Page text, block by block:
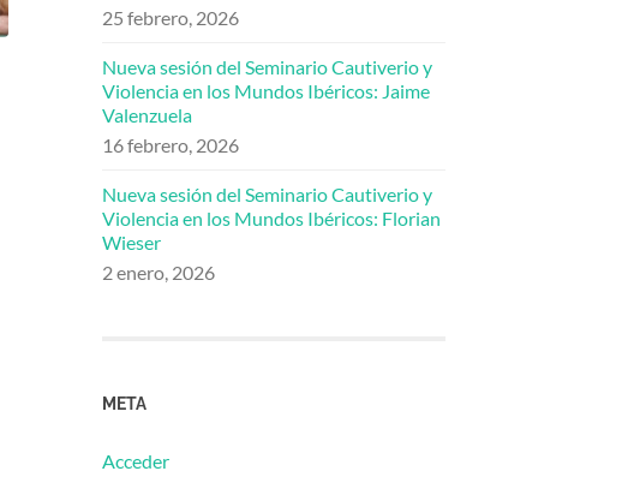
25 febrero, 2026
Nueva sesión del Seminario Cautiverio y
Violencia en los Mundos Ibéricos: Jaime
Valenzuela
16 febrero, 2026
Nueva sesión del Seminario Cautiverio y
Violencia en los Mundos Ibéricos: Florian
Wieser
2 enero, 2026
META
Acceder